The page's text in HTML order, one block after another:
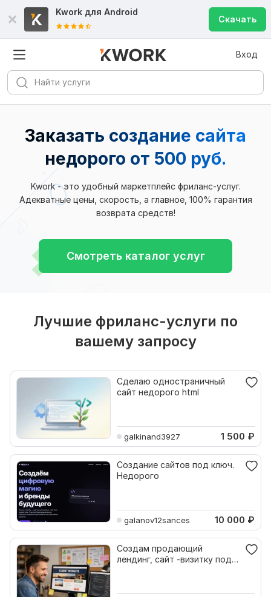
Kwork для Android
Скачать
Вход
Заказать создание сайта
недорого от 500 руб.
Kwork - это удобный маркетплейс фриланс-услуг.
Адекватные цены, скорость, а главное, 100% гарантия
возврата средств!
Смотреть каталог услуг
Лучшие фриланс-услуги по
вашему запросу
Сделаю одностраничный
сайт недорого html
galkinand3927 1 500 ₽
Создание сайтов под ключ.
Недорого
galanov12sances 10 000 ₽
Создам продающий
лендинг, сайт -визитку под